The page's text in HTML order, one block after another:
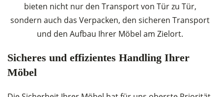
bieten nicht nur den Transport von Tür zu Tür,
sondern auch das Verpacken, den sicheren Transport
und den Aufbau Ihrer Möbel am Zielort.
Sicheres und effizientes Handling Ihrer
Möbel